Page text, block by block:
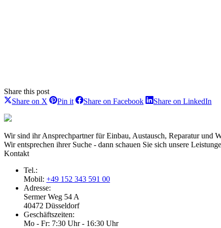
Share this post
Share on X SharePin itShareShare on FacebookShareShare on LinkedIn
Wir sind ihr Ansprechpartner für Einbau, Austausch, Reparatur und
Wir entsprechen ihrer Suche - dann schauen Sie sich unsere
Kontakt
Tel.:
Mobil: +49 152 343 591 00
Adresse:
Sermer Weg 54 A
40472 Düsseldorf
Geschäftszeiten:
Mo - Fr: 7:30 Uhr - 16:30 Uhr